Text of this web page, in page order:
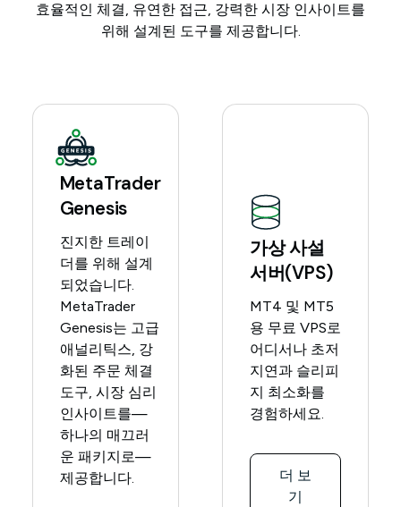
효율적인 체결, 유연한 접근, 강력한 시장 인사이트를
위해 설계된 도구를 제공합니다.
MetaTrader
Genesis
진지한 트레이
더를 위해 설계
되었습니다.
MetaTrader
Genesis는 고급
애널리틱스, 강
화된 주문 체결
도구, 시장 심리
인사이트를—
하나의 매끄러
운 패키지로—
제공합니다.
가상 사설
서버(VPS)
MT4 및 MT5
용 무료 VPS로
어디서나 초저
지연과 슬리피
지 최소화를
경험하세요.
더 보
기